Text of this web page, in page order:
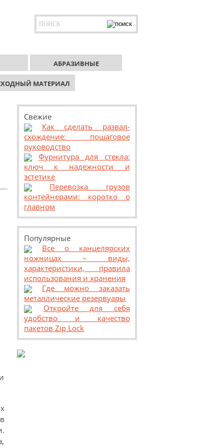
АБРАЗИВНЫЕ
МАТЕРИАЛ
Свежие
Как сделать развал-
схождение: пошаговое
руководство
Фурнитура для стекла:
ключ к надежности и
эстетике
Перевозка грузов
контейнерами: коротко о
главном
Популярные
Все о канцелярских
ножницах – виды,
характеристики, правила
использования и хранения
Где можно заказать
металлические резервуары
Откройте для себя
удобство и качество
пакетов Zip Lock